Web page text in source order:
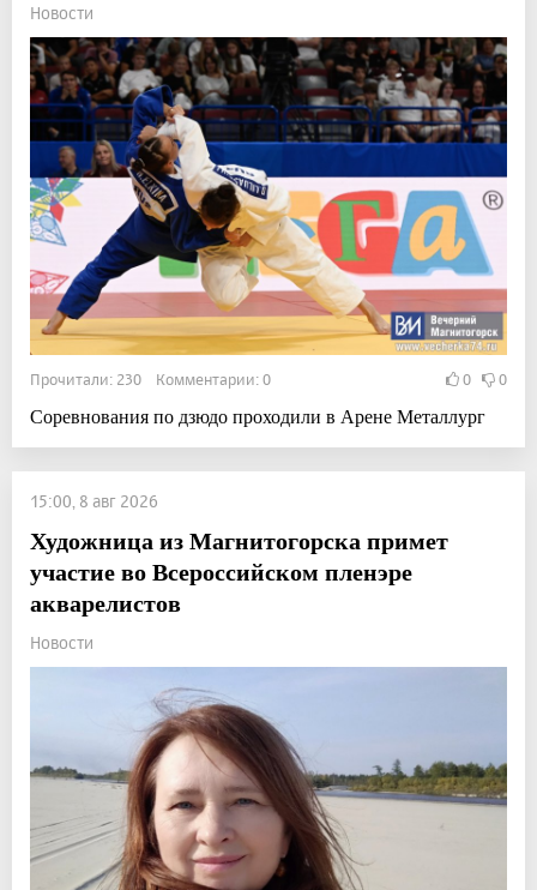
Новости
Прочитали: 230 Комментарии: 0 0 0
Соревнования по дзюдо проходили в Арене Металлург
15:00, 8 авг 2026
Художница из Магнитогорска примет
участие во Всероссийском пленэре
акварелистов
Новости